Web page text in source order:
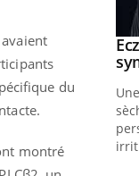
du
montré
mains : au
Zaraa,
explique